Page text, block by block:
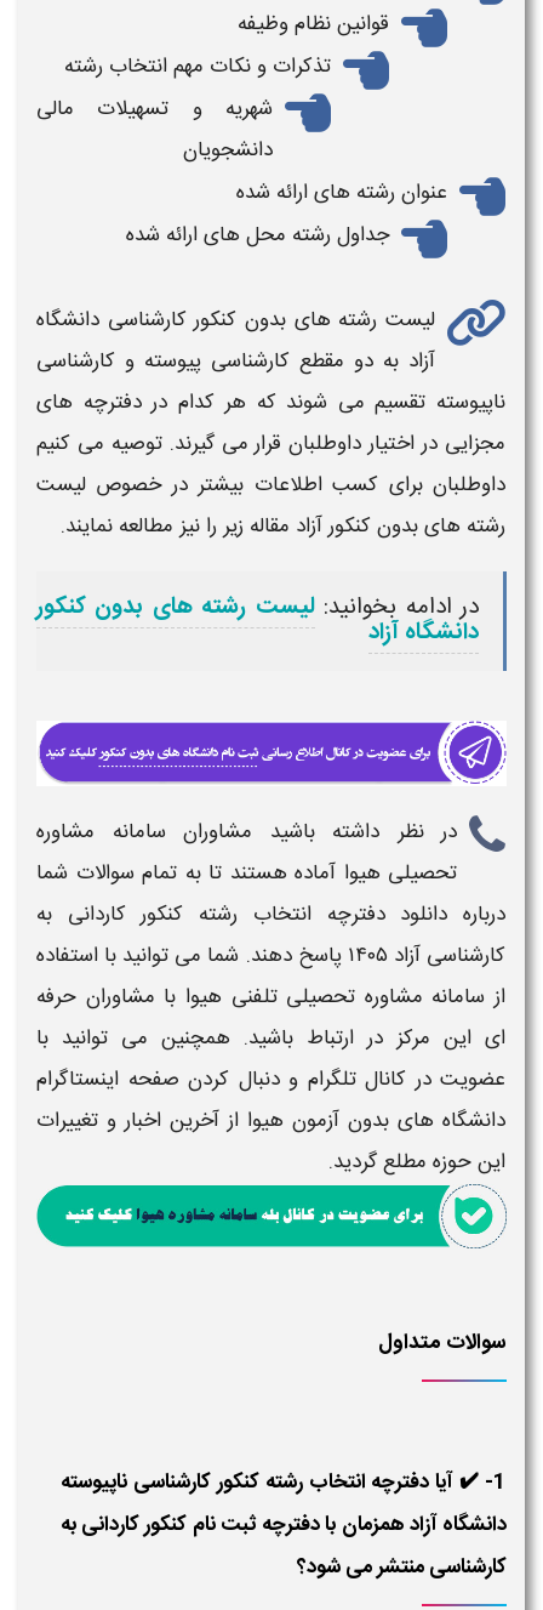
قوانین نظام وظیفه
تذکرات و نکات مهمانتخاب رشته
شهریه و تسهیلات مالی
دانشجویان
عنوان رشته هایارائه شده
جداول رشته محل های ارائه شده
لیست رشته های بدون کنکور کارشناسی دانشگاه
آزاد به دو مقطع کارشناسی پیوسته و کارشناسی
ناپیوسته تقسیم می شوند که هر کدام دردفترچه های
مجزایی در اختیار داوطلبان قرار می گیرند. توصیه می کنیم
داوطلبان برای کسب اطلاعات بیشتر در خصوص لیست
رشته های بدون کنکور آزاد مقاله زیر را نیز مطالعه نمایند.
در ادامه بخوانید: لیست رشته های بدون کنکور
دانشگاه آزاد
در نظر داشته باشید مشاوران سامانه مشاوره
تحصیلی هیوا آماده هستند تا به تمام سوالات شما
درباره دانلود دفترچه انتخاب رشته کنکور کاردانی به
کارشناسی آزاد ۱۴۰۵
​ پاسخ دهند. شما می توانید با استفاده
از سامانه مشاوره تحصیلی تلفنی هیوا با مشاوران حرفه
ای این مرکز در ارتباط باشید. همچنین می توانید با
عضویت در کانال تلگرام و دنبال کردن صفحه اینستاگرام
دانشگاه های بدون آزمون هیوا از آخرین اخبار و تغییرات
این حوزه مطلع گردید.
سوالات متداول
1- ✔️ آیا دفترچه انتخاب رشته کنکور کارشناسی ناپیوسته
دانشگاه آزاد همزمان با دفترچه ثبت نام کنکور کاردانی به
کارشناسی منتشر می شود؟